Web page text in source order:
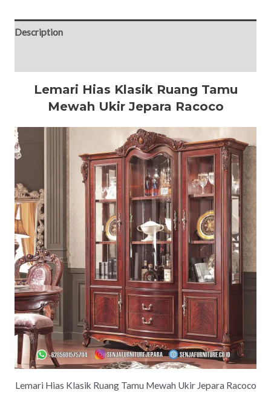
Description
Lemari Hias Klasik Ruang Tamu
Mewah Ukir Jepara Racoco
Lemari Hias Klasik Ruang Tamu Mewah Ukir Jepara Racoco